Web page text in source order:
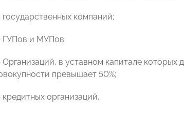
компаний;
и МУПов;
в уставном капитале которых
превышает 50%;
организаций,